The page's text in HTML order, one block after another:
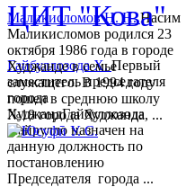
Гайбуллозода Х.Первый
заместитель председателя
города
ХуджандГайбуллозода
Хайрулло назначен на
данную должность по
постановлению
Председателя города ...
Маликисломов Н. Н.Насим
Маликисломов родился 23
октября 1986 года в городе
Худжанде в семье
служащего. В 1994 году
пошел в среднюю школу
№18 города Худжанда, ...
ЦИТ "Кова"